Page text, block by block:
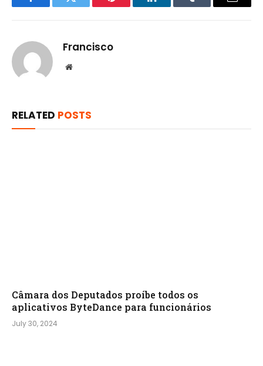
FacebookTwitter Pinterest LinkedInTumblr Email
Francisco
Website
RELATED POSTS
Câmara dos Deputados proíbe todos os
aplicativos ByteDance para funcionários
July 30, 2024